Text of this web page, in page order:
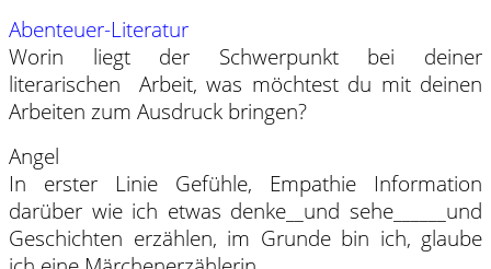
Abenteuer-Literatur
Worin liegt der Schwerpunkt bei deiner
literarischen Arbeit, was möchtest du mit deinen
Arbeiten zum Ausdruck bringen?
Angel
In erster Linie Gefühle, Empathie Information
darüber wie ich etwas denke__und sehe______und
Geschichten erzählen, im Grunde bin ich, glaube